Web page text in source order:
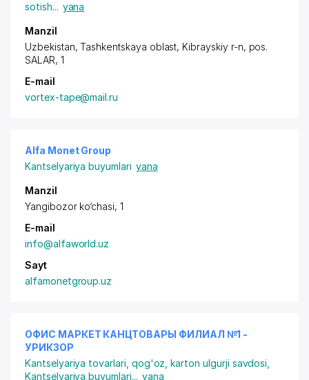
sotish... yana
Manzil
Uzbekistan, Tashkentskaya oblast, Kibrayskiy r-n, pos.
SALAR, 1
E-mail
vortex-tape@mail.ru
Alfa Monet Group
Kantselyariya buyumlari yana
Manzil
Yangibozor ko‘chasi, 1
E-mail
info@alfaworld.uz
Sayt
alfamonetgroup.uz
ОФИС МАРКЕТ КАНЦТОВАРЫ ФИЛИАЛ №1 -
УРИКЗОР
Kantselyariya tovarlari, qog'oz, karton ulgurji savdosi
Kantselyariya buyumlari... yana